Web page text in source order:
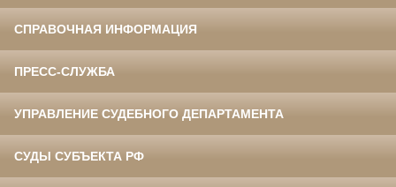
СПРАВОЧНАЯ ИНФОРМАЦИЯ
ПРЕСС-СЛУЖБА
УПРАВЛЕНИЕ СУДЕБНОГО ДЕПАРТАМЕНТА
СУДЫ СУБЪЕКТА РФ